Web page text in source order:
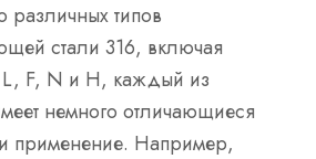
различных типов
стали 316, включая
L, F, N и H, каждый из
немного отличающиеся
применение. Например,